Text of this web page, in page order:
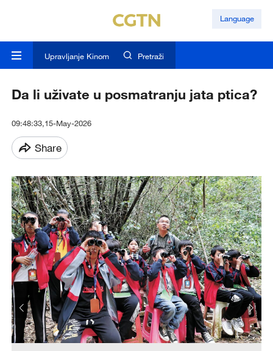
Language
Upravljanje Kinom Pretraži
Da li uživate u posmatranju jata ptica?
09:48:33,15-May-2026
Share